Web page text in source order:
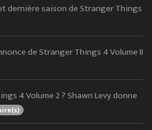
dernière saison de Stranger Things
de Stranger Things 4 Volume II
4 Volume 2 ? Shawn Levy donne